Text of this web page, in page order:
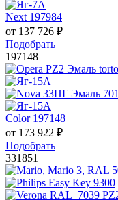
Next 197984
от 137 726 ₽
Подобрать
197148
Color 197148
от 173 922 ₽
Подобрать
331851